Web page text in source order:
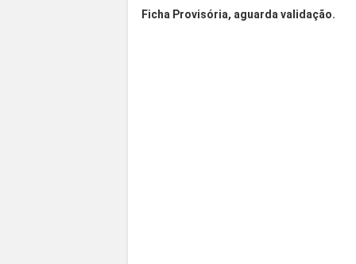
Ficha Provisória, aguarda validação.